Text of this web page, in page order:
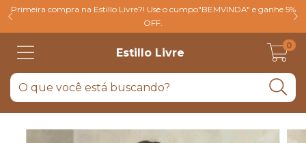
Primeira compra na Estillo Livre?! Use o cumpo"BEMVINDA" e ganhe 5%
OFF.
Estillo Livre
0